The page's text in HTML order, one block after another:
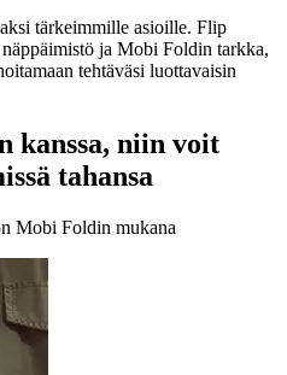
tärkeimmille asioille. Flip
ja Mobi Foldin tarkka,
tehtäväsi luottavaisin
kanssa, niin voit
tahansa
Mobi Foldin mukana